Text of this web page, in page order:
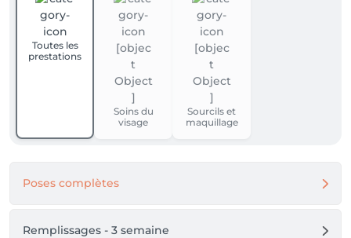
Toutes les
prestations
Soins du
visage
Sourcils et
maquillage
Poses complètes
Remplissages - 3 semaine